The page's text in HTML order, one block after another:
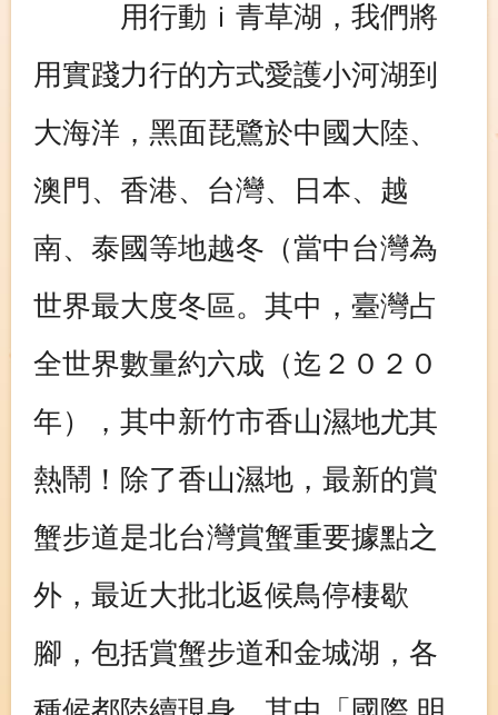
用行動ｉ青草湖，我們將
用實踐力行的方式愛護小河湖到
大海洋，黑面琵鷺於中國大陸、
澳門、香港、台灣、日本、越
南、泰國等地越冬（當中台灣為
世界最大度冬區。其中，臺灣占
全世界數量約六成（迄２０２０
年），其中新竹市香山濕地尤其
熱鬧！除了香山濕地，最新的賞
蟹步道是北台灣賞蟹重要據點之
外，最近大批北返候鳥停棲歇
腳，包括賞蟹步道和金城湖，各